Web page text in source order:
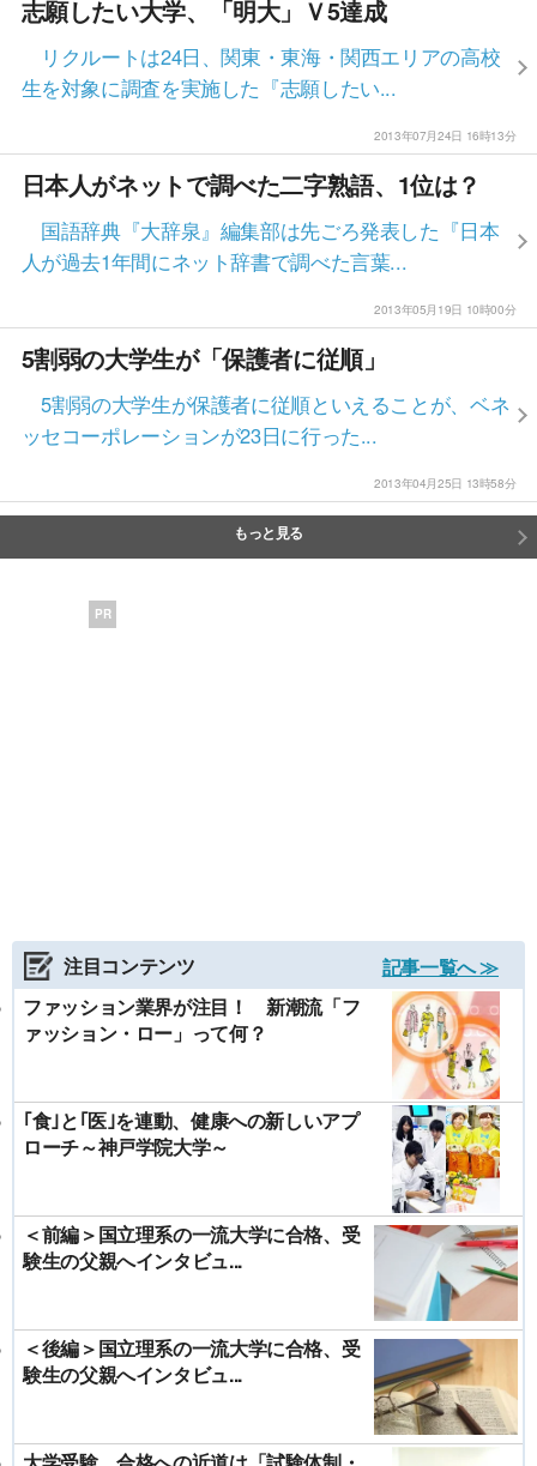
志願したい大学、「明大」Ｖ5達成
リクルートは24日、関東・東海・関西エリアの高校
生を対象に調査を実施した『志願したい...
2013年07月24日 16時13分
日本人がネットで調べた二字熟語、1位は？
国語辞典『大辞泉』編集部は先ごろ発表した『日本
人が過去1年間にネット辞書で調べた言葉...
2013年05月19日 10時00分
5割弱の大学生が「保護者に従順」
5割弱の大学生が保護者に従順といえることが、ベネ
ッセコーポレーションが23日に行った...
2013年04月25日 13時58分
もっと見る
PR
注目コンテンツ
記事一覧へ ≫
ファッション業界が注目！ 新潮流「フ
ァッション・ロー」って何？
｢食｣と｢医｣を連動、健康への新しいアプ
ローチ～神戸学院大学～
＜前編＞国立理系の一流大学に合格、受
験生の父親へインタビュ...
＜後編＞国立理系の一流大学に合格、受
験生の父親へインタビュ...